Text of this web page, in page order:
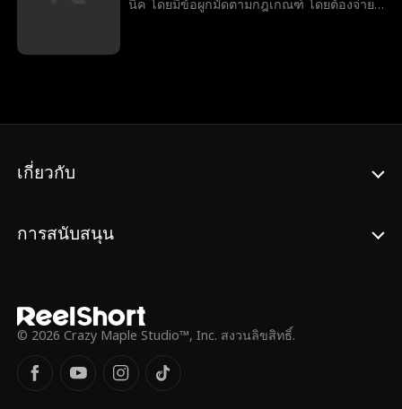
ลับซ่อนตัวตนที่แท้จริงในฐานะผู้นำกลุ่มความ
นิค โดยมีข้อผูกมัดตามกฎเกณฑ์ โดยต้องจ่าย
เกี่ยวกับ
การสนับสนุน
© 2026 Crazy Maple Studio™, Inc. สงวนลิขสิทธิ์.